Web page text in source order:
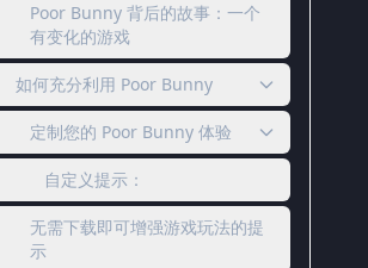
Poor Bunny 背后的故事：一个
有变化的游戏
如何充分利用 Poor Bunny
定制您的 Poor Bunny 体验
自定义提示：
无需下载即可增强游戏玩法的提
示